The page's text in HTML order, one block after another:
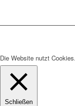
Die Website nutzt
Schließen